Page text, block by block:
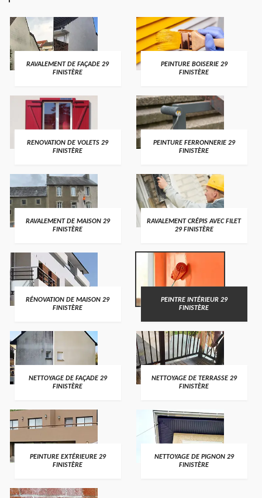
RAVALEMENT DE FAÇADE 29
FINISTÈRE
PEINTURE BOISERIE 29
FINISTÈRE
RENOVATION DE VOLETS 29
FINISTÈRE
PEINTURE FERRONNERIE 29
FINISTÈRE
RAVALEMENT DE MAISON 29
FINISTÈRE
RAVALEMENT CRÉPIS AVEC FILET
29 FINISTÈRE
RÉNOVATION DE MAISON 29
FINISTÈRE
PEINTRE INTÉRIEUR 29
FINISTÈRE
NETTOYAGE DE FAÇADE 29
FINISTÈRE
NETTOYAGE DE TERRASSE 29
FINISTÈRE
PEINTURE EXTÉRIEURE 29
FINISTÈRE
NETTOYAGE DE PIGNON 29
FINISTÈRE